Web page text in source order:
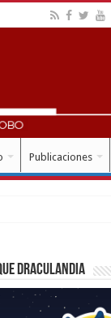
Publicaciones
Draculandia